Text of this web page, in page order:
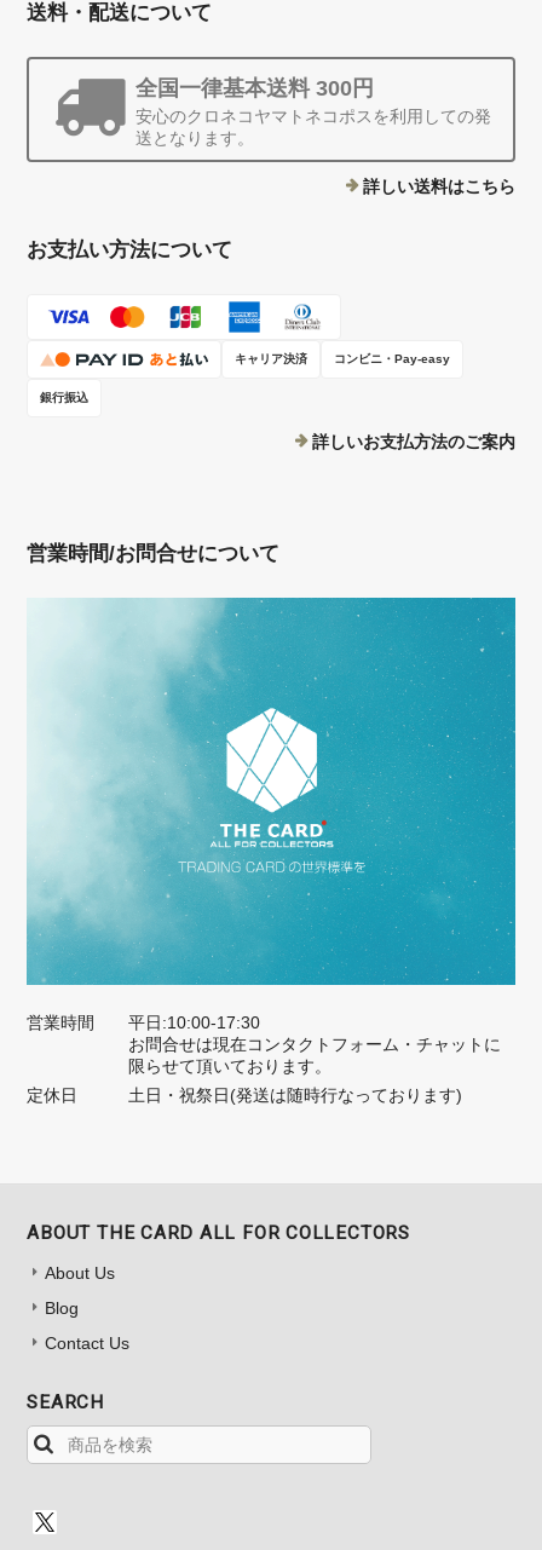
送料・配送について
全国一律基本送料 300円
安心のクロネコヤマトネコポスを利用しての発
送となります。
詳しい送料はこちら
お支払い方法について
キャリア決済 コンビニ・Pay-easy
銀行振込
詳しいお支払方法のご案内
営業時間/お問合せについて
営業時間
平日:10:00-17:30
お問合せは現在コンタクトフォーム・チャットに
限らせて頂いております。
定休日
土日・祝祭日(発送は随時行なっております)
ABOUT THE CARD ALL FOR COLLECTORS
About Us
Blog
Contact Us
SEARCH